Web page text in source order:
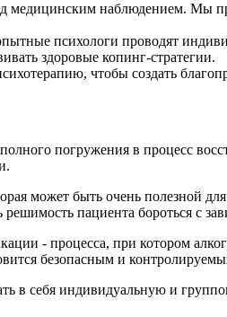
медицинским наблюдением.
психологи проводят
здоровые копинг-стратегии.
чтобы создать
погружения в процесс
может быть очень полезной
пациента бороться с
- процесса, при котором
безопасным и
в себя индивидуальную и